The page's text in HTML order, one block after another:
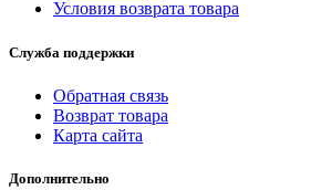
Условия возврата товара
Служба поддержки
Обратная связь
Возврат товара
Карта сайта
Дополнительно